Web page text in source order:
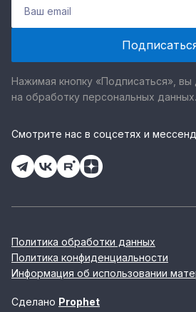
Нажимая кнопку «Подписаться», вы
на обработку персональных данных.
Смотрите нас в соцсетях и
Политика обработки данных
Политика конфиденциальности
Информация об использовании
Сделано Prophet